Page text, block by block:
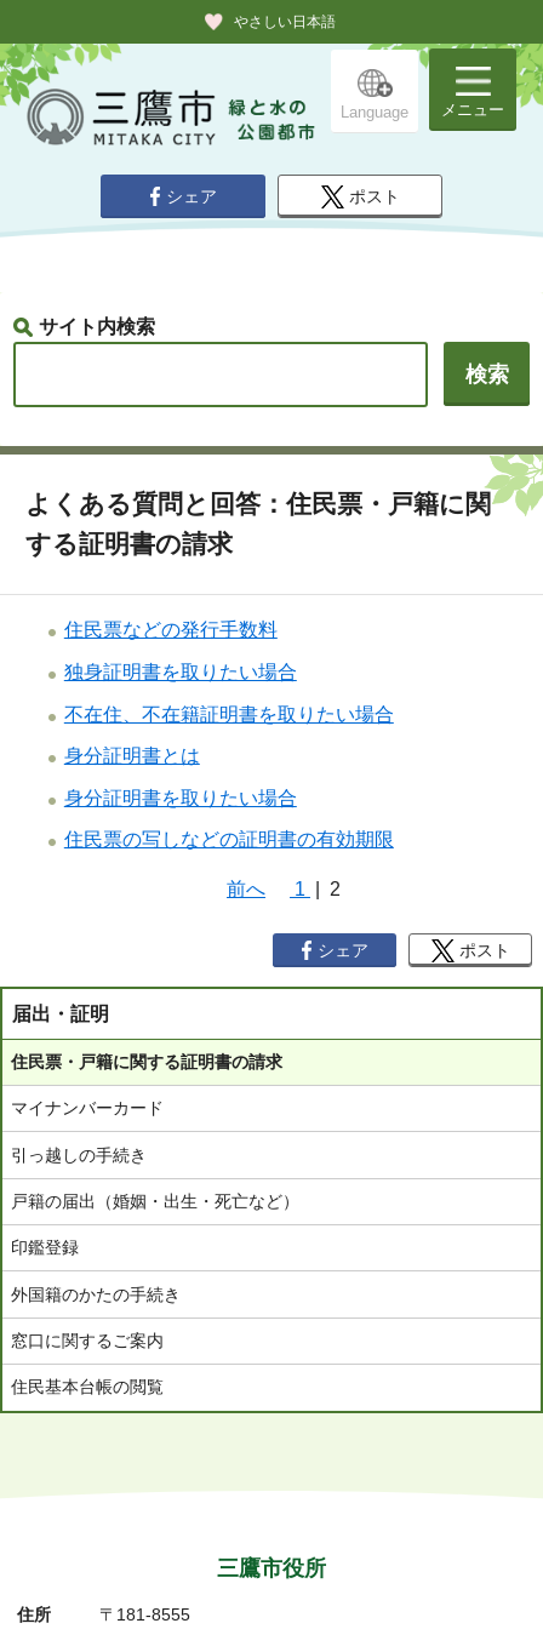
やさしい日本語
Language メニュー
シェア ポスト
サイト内検索
よくある質問と回答：住民票・戸籍に関
する証明書の請求
住民票などの発行手数料
独身証明書を取りたい場合
不在住、不在籍証明書を取りたい場合
身分証明書とは
身分証明書を取りたい場合
住民票の写しなどの証明書の有効期限
ジ
リ
ス
ト
前へ 1 | 2
シェア ポスト
届出・証明
住民票・戸籍に関する証明書の請求
マイナンバーカード
引っ越しの手続き
戸籍の届出（婚姻・出生・死亡など）
印鑑登録
外国籍のかたの手続き
窓口に関するご案内
住民基本台帳の閲覧
三鷹市役所
住所 〒181-8555